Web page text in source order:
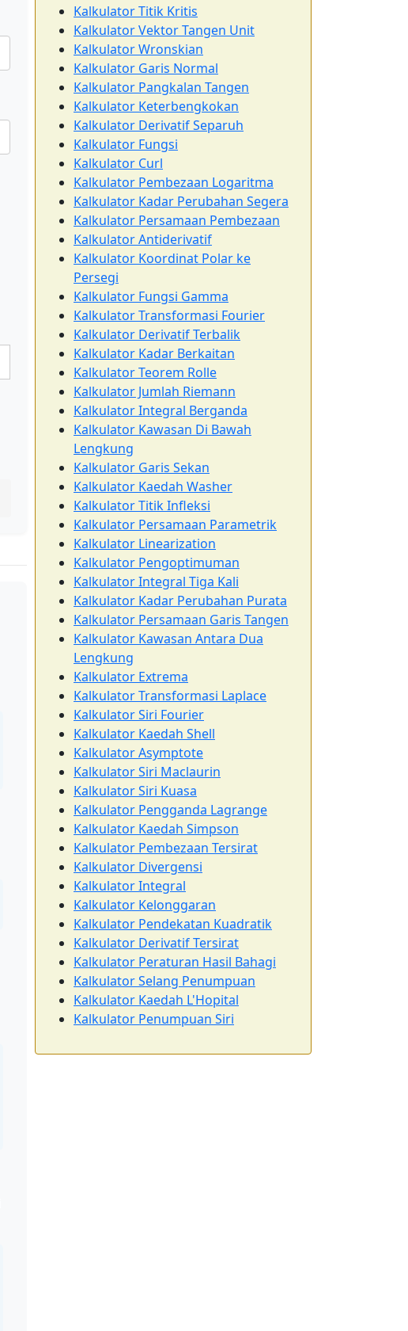
Kalkulator Titik Kritis
Kalkulator Vektor Tangen Unit
Kalkulator Wronskian
Kalkulator Garis Normal
Kalkulator Pangkalan Tangen
Kalkulator Keterbengkokan
Kalkulator Derivatif Separuh
Kalkulator Fungsi
Kalkulator Curl
Kalkulator Pembezaan Logaritma
Kalkulator Kadar Perubahan Segera
Kalkulator Persamaan Pembezaan
Kalkulator Antiderivatif
Kalkulator Koordinat Polar ke
Persegi
Kalkulator Fungsi Gamma
Kalkulator Transformasi Fourier
Kalkulator Derivatif Terbalik
Kalkulator Kadar Berkaitan
Kalkulator Teorem Rolle
Kalkulator Jumlah Riemann
Kalkulator Integral Berganda
Kalkulator Kawasan Di Bawah
Lengkung
Kalkulator Garis Sekan
Kalkulator Kaedah Washer
Kalkulator Titik Infleksi
Kalkulator Persamaan Parametrik
Kalkulator Linearization
Kalkulator Pengoptimuman
Kalkulator Integral Tiga Kali
Kalkulator Kadar Perubahan Purata
Kalkulator Persamaan Garis Tangen
Kalkulator Kawasan Antara Dua
Lengkung
Kalkulator Extrema
Kalkulator Transformasi Laplace
Kalkulator Siri Fourier
Kalkulator Kaedah Shell
Kalkulator Asymptote
Kalkulator Siri Maclaurin
Kalkulator Siri Kuasa
Kalkulator Pengganda Lagrange
Kalkulator Kaedah Simpson
Kalkulator Pembezaan Tersirat
Kalkulator Divergensi
Kalkulator Integral
Kalkulator Kelonggaran
Kalkulator Pendekatan Kuadratik
Kalkulator Derivatif Tersirat
Kalkulator Peraturan Hasil Bahagi
Kalkulator Selang Penumpuan
Kalkulator Kaedah L'Hopital
Kalkulator Penumpuan Siri